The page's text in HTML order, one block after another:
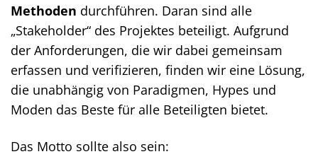
Methoden durchführen. Daran sind alle
„Stakeholder“ des Projektes beteiligt. Aufgrund
der Anforderungen, die wir dabei gemeinsam
erfassen und verifizieren, finden wir eine Lösung,
die unabhängig von Paradigmen, Hypes und
Moden das Beste für alle Beteiligten bietet.
Das Motto sollte also sein: